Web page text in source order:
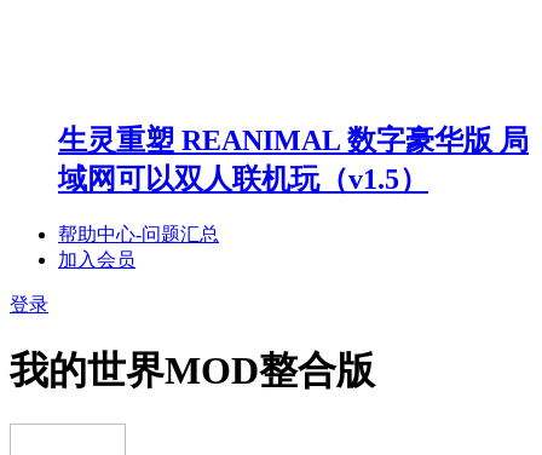
生灵重塑 REANIMAL 数字豪华版 局
域网可以双人联机玩（v1.5）
帮助中心-问题汇总
加入会员
登录
我的世界MOD整合版